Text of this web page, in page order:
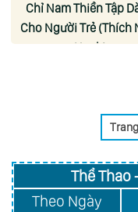
Chỉ Nam Thiền Tập
Cho Người Trẻ (Thích
Hạnh)
Trang
Thể Thao
Theo Ngày